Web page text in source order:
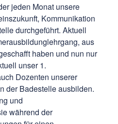
jeden Monat unsere
Kommunikation
durchgeführt. Aktuell
aus
haben und nun nur
unser 1.
Dozenten unserer
der Badestelle ausbilden.
und
während der